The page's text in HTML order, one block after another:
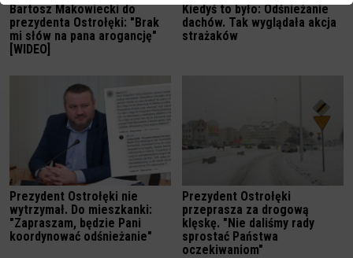
Bartosz Makowiecki do
prezydenta Ostrołęki: "Brak
mi słów na pana arogancję"
[WIDEO]
Kiedyś to było: Odśnieżanie
dachów. Tak wyglądała akcja
strażaków
Prezydent Ostrołęki nie
wytrzymał. Do mieszkanki:
"Zapraszam, będzie Pani
koordynować odśnieżanie"
Prezydent Ostrołęki
przeprasza za drogową
klęskę. "Nie daliśmy rady
sprostać Państwa
oczekiwaniom"